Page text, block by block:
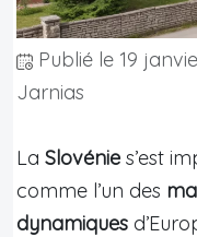
Publié le 19
Jarnias
La Slovénie s’est
comme l’un des
dynamiques